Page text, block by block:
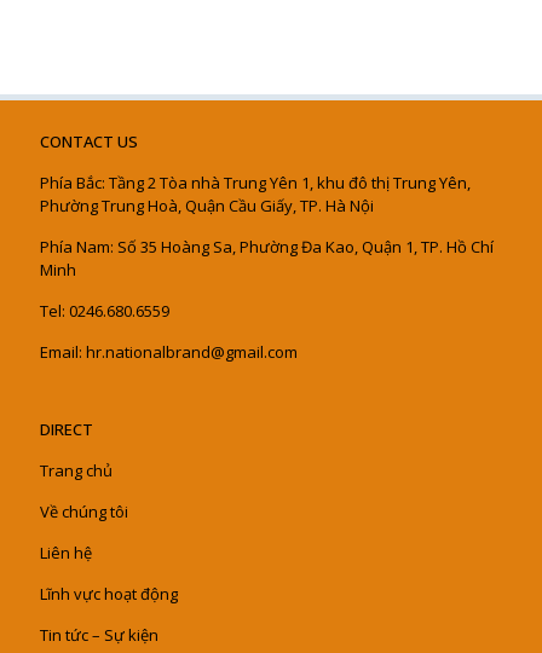
CONTACT US
Phía Bắc: Tầng 2 Tòa nhà Trung Yên 1, khu đô thị Trung Yên,
Phường Trung Hoà, Quận Cầu Giấy, TP. Hà Nội
Phía Nam: Số 35 Hoàng Sa, Phường Đa Kao, Quận 1, TP. Hồ Chí
Minh
Tel: 0246.680.6559
Email: hr.nationalbrand@gmail.com
DIRECT
Trang chủ
Về chúng tôi
Liên hệ
Lĩnh vực hoạt động
Tin tức – Sự kiện